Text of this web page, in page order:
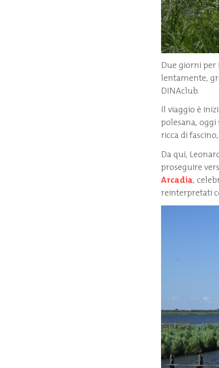
Due giorni per
lentamente,
DINAclub.
Il viaggio è
polesana,
ricca di
Da qui,
proseguire
Arcadia,
reinterpretati